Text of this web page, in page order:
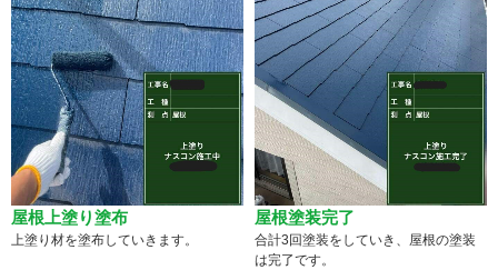
屋根上塗り塗布
上塗り材を塗布していきます。
屋根塗装完了
合計3回塗装をしていき、屋根の塗装
は完了です。